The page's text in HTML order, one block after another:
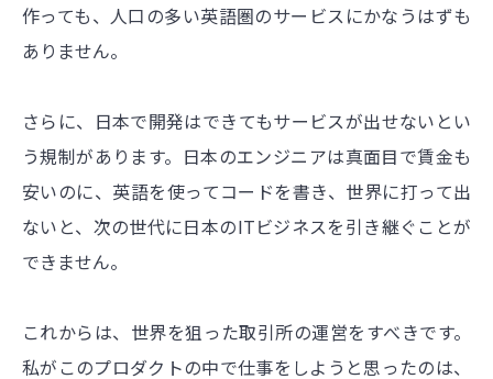
作っても、人口の多い英語圏のサービスにかなうはずも
ありません。
さらに、日本で開発はできてもサービスが出せないとい
う規制があります。日本のエンジニアは真面目で賃金も
安いのに、英語を使ってコードを書き、世界に打って出
ないと、次の世代に日本のITビジネスを引き継ぐことが
できません。
これからは、世界を狙った取引所の運営をすべきです。
私がこのプロダクトの中で仕事をしようと思ったのは、